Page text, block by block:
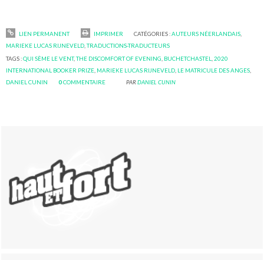
LIEN PERMANENT IMPRIMER CATÉGORIES :AUTEURS NÉERLANDAIS
MARIEKE LUCAS RIJNEVELD ,TRADUCTIONS-TRADUCTEURS
TAGS :QUI SÈME LE VENT,THE DISCOMFORT OF EVENING BUCHETCHASTEL ,2020
INTERNATIONAL BOOKER PRIZE MARIEKE LUCAS RIJNEVELD LE MATRICULE DES ANGES
DANIEL CUNIN
0COMMENTAIRE PARDANIEL CUNIN